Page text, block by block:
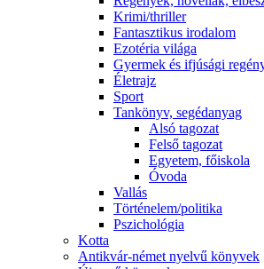
Krimi/thriller
Fantasztikus irodalom
Ezotéria világa
Gyermek és ifjúsági
Életrajz
Sport
Tankönyv, segédanyag
Alsó tagozat
Felső tagozat
Egyetem, főiskola
Óvoda
Vallás
Történelem/politika
Pszichológia
Kotta
Antikvár-német nyelvű könyvek